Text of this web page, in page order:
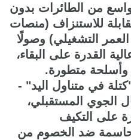
من الطائرات بدون
للاستنزاف (منصات
التشغيلي) وصولًا
القدرة على البقاء،
وأسلحة متطورة.
في متناول اليد" -
الجوي المستقبلي،
على التكيف
حاسمة ضد الخصوم من